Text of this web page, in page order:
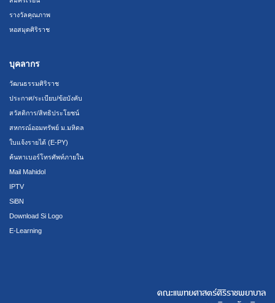
รางวัลคุณภาพ
หอสมุดศิริราช
บุคลากร
วัฒนธรรมศิริราช
ประกาศ/ระเบียบ/ข้อบังคับ
สวัสดิการ/สิทธิประโยชน์
สหกรณ์ออมทรัพย์ ม.มหิดล
ใบแจ้งรายได้ (E-PY)
ค้นหาเบอร์โทรศัพท์ภายใน
Mail Mahidol
IPTV
SiBN
Download Si Logo
E-Learning
คณะแพทยศาสตร์ศิริราชพยาบาล